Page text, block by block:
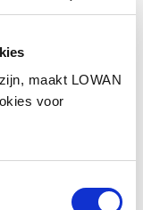
maakt LOWAN
voor